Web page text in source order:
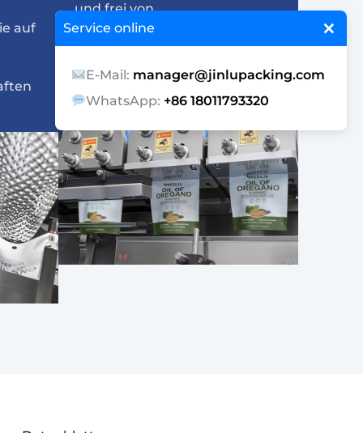
×
Service online
E-Mail: manager@jinlupacking.com
WhatsApp: +86 18011793320
auf
und frei von
Materialeinschlüssen; Die
versiegelten Kanten sind flach
und faltenfrei.